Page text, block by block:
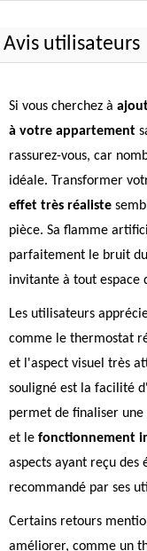
Avis utilisateurs
Si vous cherchez à
à votre appartement
rassurez-vous, car
idéale. Transformer
effet très réaliste
pièce. Sa flamme
parfaitement le bruit
invitante à tout espace
Les utilisateurs
comme le thermostat
et l'aspect visuel très
souligné est la facilité
permet de finaliser une
et le fonctionnement
aspects ayant reçu des
recommandé par ses
Certains retours
améliorer, comme un